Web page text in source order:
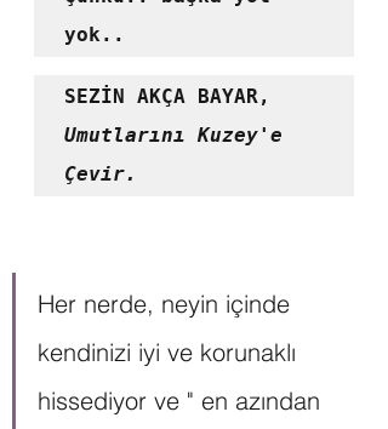
yok..
Umutlarını Kuzey'e
Çevir.
Her nerde, neyin içinde
kendinizi iyi ve korunaklı
hissediyor ve " en azından